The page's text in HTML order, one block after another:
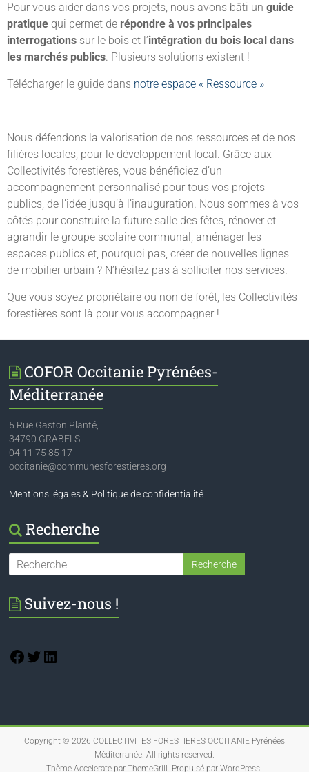
Pour vous aider dans vos projets, nous avons bâti un guide
pratique qui permet de répondre à vos principales
interrogations sur le bois et l’intégration du bois local dans
les marchés publics. Plusieurs solutions existent !
Télécharger le guide dans notre espace « Ressource »
Nous défendons la valorisation de nos ressources et de nos
filières locales, pour le développement local. Grâce aux
Collectivités forestières, vous bénéficiez d’un
accompagnement personnalisé pour tous vos projets
publics, de l’idée jusqu’à l’inauguration. Nous sommes à vos
côtés pour construire la future salle des fêtes, rénover et
agrandir le groupe scolaire communal, aménager les
espaces publics et, pourquoi pas, créer de nouvelles lignes
de mobilier urbain ? N’hésitez pas à solliciter nos services.
Que vous soyez propriétaire ou non de forêt, les Collectivités
forestières sont là pour vous accompagner !
COFOR Occitanie Pyrénées-
Méditerranée
5 Rue Gaston Planté,
34790 GRABELS
04 11 75 85 17
occitanie@communesforestieres.org
Mentions légales & Politique de confidentialité
Recherche
Suivez-nous !
Copyright © 2026 COLLECTIVITES FORESTIERES OCCITANIE Pyrénées
Méditerranée. All rights reserved.
ThèmeAccelerate par ThemeGrill. Propulsé parWordPress.